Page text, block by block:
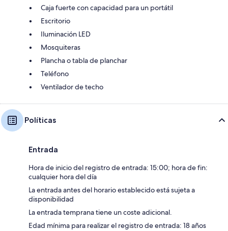
Caja fuerte con capacidad para un portátil
Escritorio
Iluminación LED
Mosquiteras
Plancha o tabla de planchar
Teléfono
Ventilador de techo
Políticas
Entrada
Hora de inicio del registro de entrada: 15:00; hora de fin:
cualquier hora del día
La entrada antes del horario establecido está sujeta a
disponibilidad
La entrada temprana tiene un coste adicional.
Edad mínima para realizar el registro de entrada: 18 años